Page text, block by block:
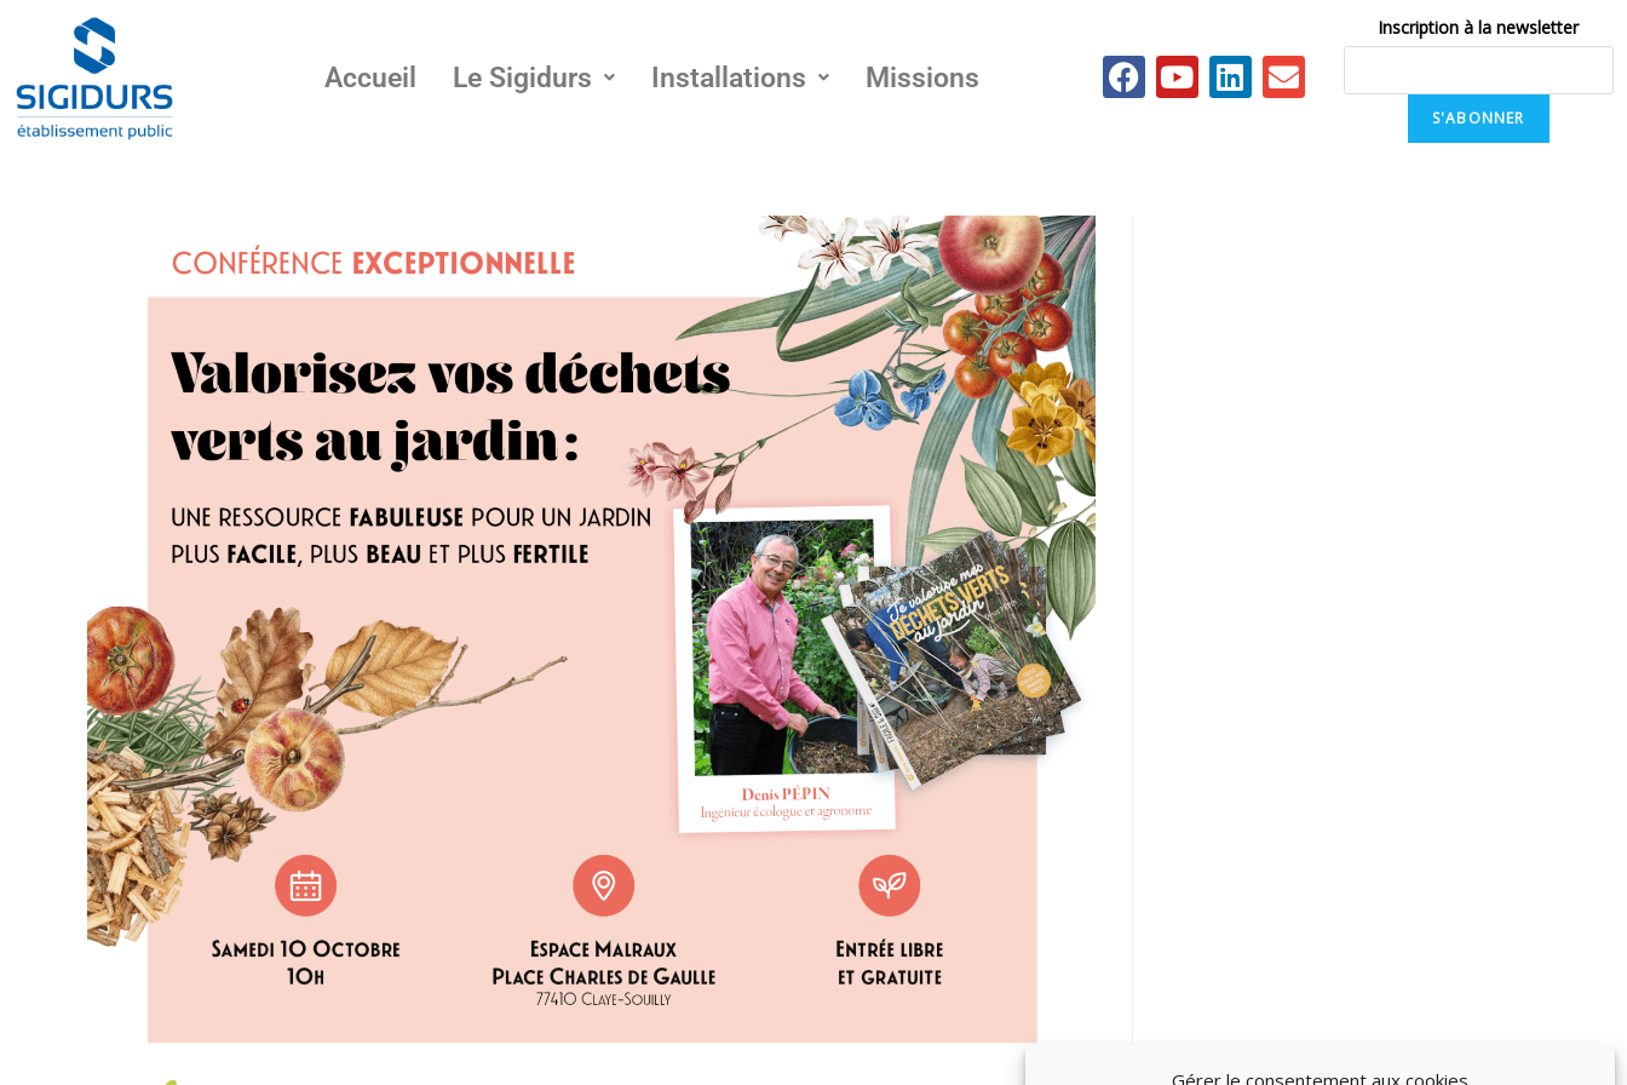
Gérer le consentement aux cookies
Accueil Le Sigidurs Installations Missions
Inscription à la newsletter
S'ABONNER